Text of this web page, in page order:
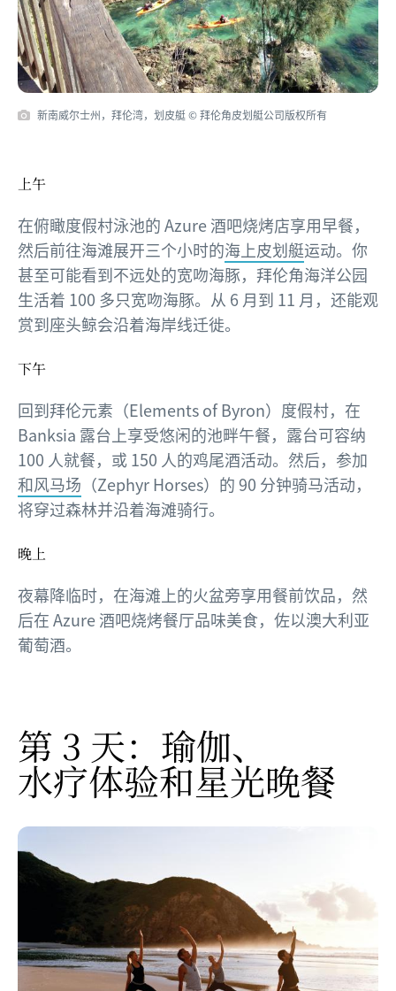
新南威尔士州，拜伦湾，划皮艇 © 拜伦角皮划艇公司版权所有
上午
在俯瞰度假村泳池的 Azure 酒吧烧烤店享用早餐，
然后前往海滩展开三个小时的海上皮划艇运动。你
甚至可能看到不远处的宽吻海豚，拜伦角海洋公园
生活着 100 多只宽吻海豚。从 6 月到 11 月，还能观
赏到座头鲸会沿着海岸线迁徙。
下午
回到拜伦元素（Elements of Byron）度假村，在
Banksia 露台上享受悠闲的池畔午餐，露台可容纳
100 人就餐，或 150 人的鸡尾酒活动。然后，参加
和风马场 （Zephyr Horses）的 90 分钟骑马活动，
将穿过森林并沿着海滩骑行。
晚上
夜幕降临时，在海滩上的火盆旁享用餐前饮品，然
后在 Azure 酒吧烧烤餐厅品味美食，佐以澳大利亚
葡萄酒。
第 3 天：瑜伽、
水疗体验和星光晚餐